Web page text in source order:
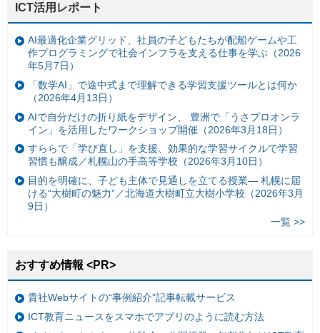
ICT活用レポート
AI最適化企業グリッド、社員の子どもたちが配船ゲームや工
作プログラミングで社会インフラを支える仕事を学ぶ（2026
年5月7日）
「数学AI」で途中式まで理解できる学習支援ツールとは何か
（2026年4月13日）
AIで自分だけの折り紙をデザイン、 豊洲で「うさプロオンラ
イン」を活用したワークショップ開催（2026年3月18日）
すららで「学び直し」を支援、効果的な学習サイクルで学習
習慣も醸成／札幌山の手高等学校（2026年3月10日）
目的を明確に、子ども主体で見通しを立てる授業— 札幌に届
ける“大樹町の魅力”／北海道大樹町立大樹小学校（2026年3月
9日）
一覧 >>
おすすめ情報 <PR>
貴社Webサイトの“事例紹介”記事転載サービス
ICT教育ニュースをスマホでアプリのように読む方法